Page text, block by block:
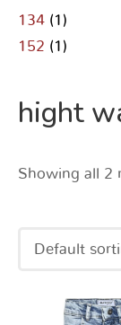
134 (1)
152 (1)
hight
Showing all 2